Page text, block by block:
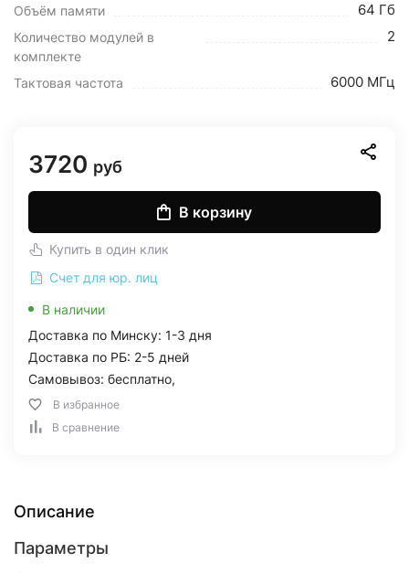
Объём памяти 64 Гб
Количество модулей в
комплекте
2
Тактовая частота 6000 МГц
3720 руб
В корзину
Купить в один клик
Счет для юр. лиц
В наличии
Доставка по Минску: 1-3 дня
Доставка по РБ: 2-5 дней
Самовывоз: бесплатно,
В избранное
В сравнение
Описание
Параметры